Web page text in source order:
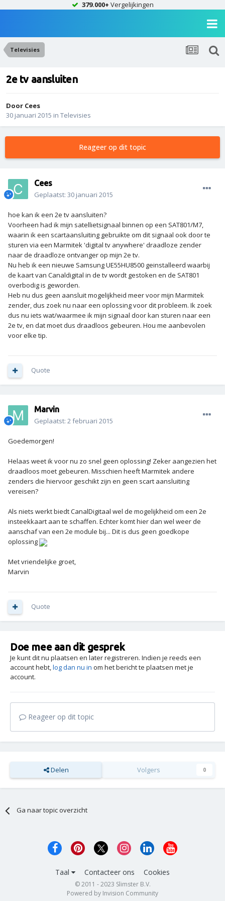
379.000+ Vergelijkingen
Televisies
2e tv aansluiten
Door Cees
30 januari 2015 in Televisies
Reageer op dit topic
Cees
Geplaatst: 30 januari 2015
hoe kan ik een 2e tv aansluiten?
Voorheen had ik mijn satellietsignaal binnen op een SAT801/M7,
waarin ik een scartaansluiting gebruikte om dit signaal ook door te
sturen via een Marmitek 'digital tv anywhere' draadloze zender
naar de draadloze ontvanger op mijn 2e tv.
Nu heb ik een nieuwe Samsung UE55HU8500 geinstalleerd waarbij
de kaart van Canaldigital in de tv wordt gestoken en de SAT801
overbodig is geworden.
Heb nu dus geen aansluit mogelijkheid meer voor mijn Marmitek
zender, dus zoek nu naar een oplossing voor dit probleem. Ik zoek
dus nu iets wat/waarmee ik mijn signaal door kan sturen naar een
2e tv, en dat moet dus draadloos gebeuren. Hou me aanbevolen
voor elke tip.
Quote
Marvin
Geplaatst: 2 februari 2015
Goedemorgen!
Helaas weet ik voor nu zo snel geen oplossing! Zeker aangezien het
draadloos moet gebeuren. Misschien heeft Marmitek andere
zenders die hiervoor geschikt zijn en geen scart aansluiting
vereisen?
Als niets werkt biedt CanalDigitaal wel de mogelijkheid om een 2e
insteekkaart aan te schaffen. Echter komt hier dan wel weer de
aanschaf van een 2e module bij... Dit is dus geen goedkope
oplossing
Met vriendelijke groet,
Marvin
Quote
Doe mee aan dit gesprek
Je kunt dit nu plaatsen en later registreren. Indien je reeds een
account hebt,log dan nu in om het bericht te plaatsen met je
account.
Reageer op dit topic
Delen Volgers 0
Ga naar topic overzicht
Taal Contacteer ons Cookies
© 2011 - 2023 Slimster B.V.
Powered by Invision Community